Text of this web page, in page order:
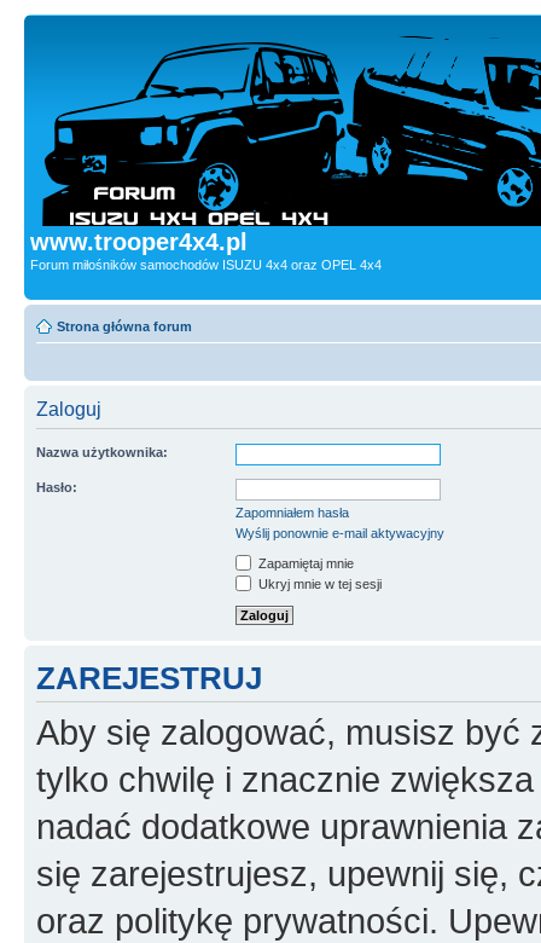
www.trooper4x4.pl
Forum miłośników samochodów ISUZU 4x4 oraz OPEL 4x4
Strona główna forum
Zaloguj
Nazwa użytkownika:
Hasło:
Zapomniałem hasła
Wyślij ponownie e-mail aktywacyjny
Zapamiętaj mnie
Ukryj mnie w tej sesji
ZAREJESTRUJ
Aby się zalogować, musisz być
tylko chwilę i znacznie
nadać dodatkowe uprawnienia
się zarejestrujesz, upewnij się,
oraz politykę prywatności.